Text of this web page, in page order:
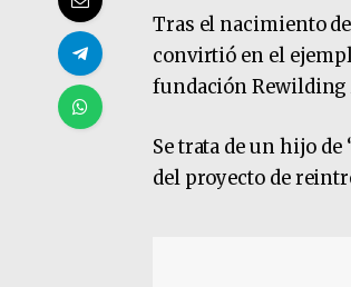
Tras el nacimiento
convirtió en el
fundación Rewilding
Se trata de un hijo
del proyecto de